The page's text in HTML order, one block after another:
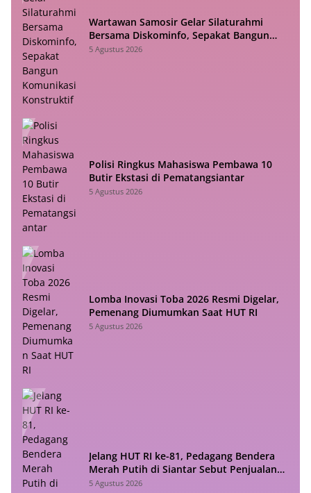
Wartawan Samosir Gelar Silaturahmi
Bersama Diskominfo, Sepakat Bangun
Komunikasi Konstruktif
5 Agustus 2026
Polisi Ringkus Mahasiswa Pembawa 10
Butir Ekstasi di Pematangsiantar
5 Agustus 2026
Lomba Inovasi Toba 2026 Resmi Digelar,
Pemenang Diumumkan Saat HUT RI
5 Agustus 2026
Jelang HUT RI ke-81, Pedagang Bendera
Merah Putih di Siantar Sebut Penjualan
Lesu
5 Agustus 2026